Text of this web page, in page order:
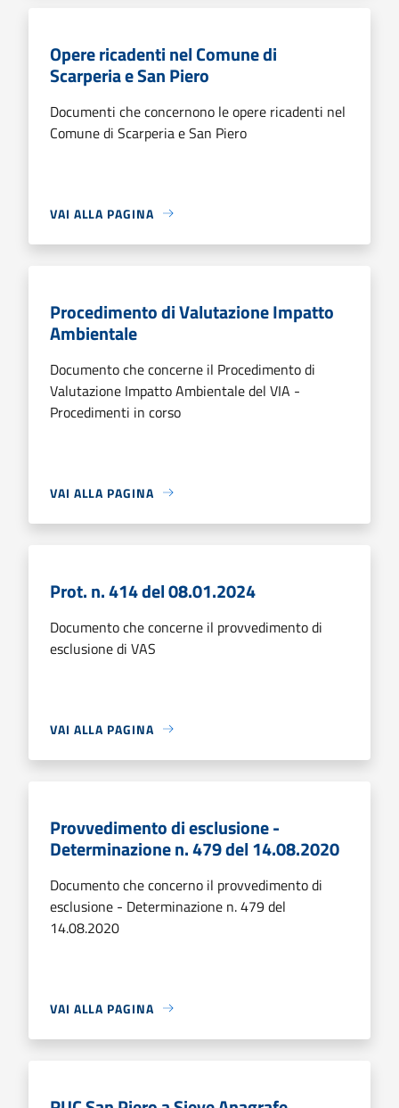
Opere ricadenti nel Comune di
Scarperia e San Piero
Documenti che concernono le opere ricadenti nel
Comune di Scarperia e San Piero
VAI ALLA PAGINA
Procedimento di Valutazione Impatto
Ambientale
Documento che concerne il Procedimento di
Valutazione Impatto Ambientale del VIA -
Procedimenti in corso
VAI ALLA PAGINA
Prot. n. 414 del 08.01.2024
Documento che concerne il provvedimento di
esclusione di VAS
VAI ALLA PAGINA
Provvedimento di esclusione -
Determinazione n. 479 del 14.08.2020
Documento che concerno il provvedimento di
esclusione - Determinazione n. 479 del
14.08.2020
VAI ALLA PAGINA